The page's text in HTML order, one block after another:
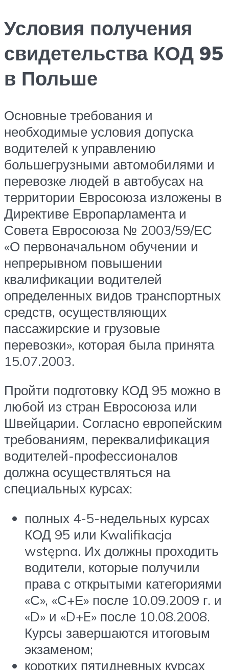
Условия получения
свидетельства КОД 95
в Польше
Основные требования и
необходимые условия допуска
водителей к управлению
большегрузными автомобилями и
перевозке людей в автобусах на
территории Евросоюза изложены в
Директиве Европарламента и
Совета Евросоюза № 2003/59/ЕС
«О первоначальном обучении и
непрерывном повышении
квалификации водителей
определенных видов транспортных
средств, осуществляющих
пассажирские и грузовые
перевозки», которая была принята
15.07.2003.
Пройти подготовку КОД 95 можно в
любой из стран Евросоюза или
Швейцарии. Согласно европейским
требованиям, переквалификация
водителей-профессионалов
должна осуществляться на
специальных курсах:
полных 4-5-недельных курсах
КОД 95 или Kwalifikacja
wstępna. Их должны проходить
водители, которые получили
права с открытыми категориями
«С», «С+Е» после 10.09.2009 г. и
«D» и «D+E» после 10.08.2008.
Курсы завершаются итоговым
экзаменом;
коротких пятидневных курсах